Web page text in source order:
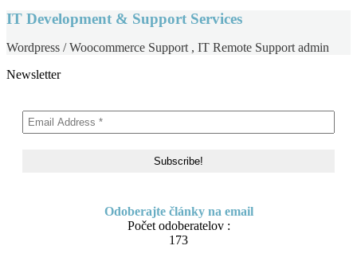
IT Development & Support Services
Wordpress / Woocommerce Support , IT Remote Support admin
Newsletter
Odoberajte články na email
Počet odoberatelov :
173